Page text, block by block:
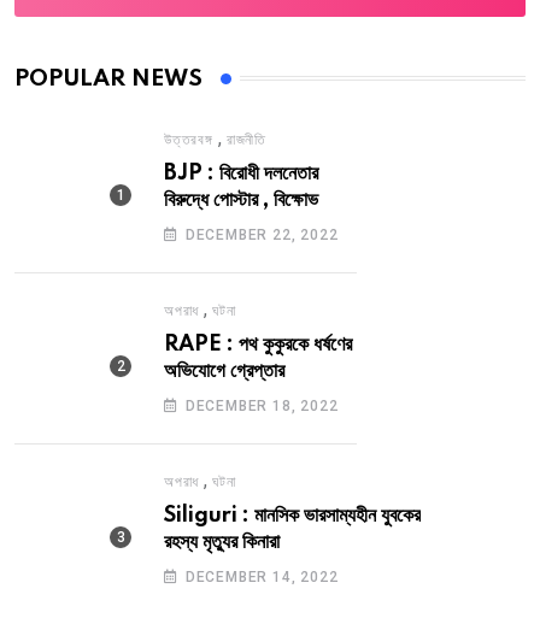
POPULAR NEWS
উত্তরবঙ্গ , রাজনীতি
BJP : বিরোধী দলনেতার
বিরুদ্ধে পোস্টার , বিক্ষোভ
DECEMBER 22, 2022
অপরাধ ,ঘটনা
RAPE : পথ কুকুরকে ধর্ষণের
অভিযোগে গ্রেপ্তার
DECEMBER 18, 2022
অপরাধ ,ঘটনা
Siliguri : মানসিক ভারসাম্যহীন যুবকের
রহস্য মৃত্যুর কিনারা
DECEMBER 14, 2022